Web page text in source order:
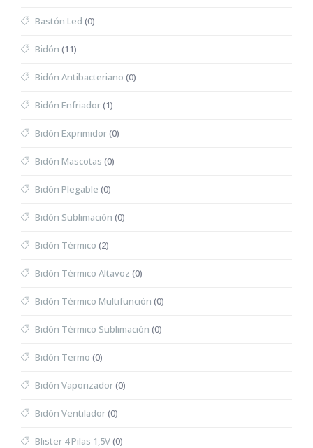
Bastón Led (0)
Bidón (11)
Bidón Antibacteriano (0)
Bidón Enfriador(1)
Bidón Exprimidor(0)
Bidón Mascotas (0)
Bidón Plegable (0)
Bidón Sublimación (0)
Bidón Térmico (2)
Bidón Térmico Altavoz (0)
Bidón Térmico Multifunción (0)
Bidón Térmico Sublimación (0)
Bidón Termo (0)
Bidón Vaporizador(0)
Bidón Ventilador(0)
Blister 4 Pilas 1,5V(0)